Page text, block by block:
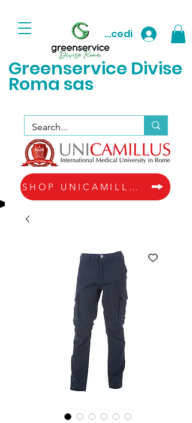
Greenservice Divise
Roma sas
Accedi
SHOP UNICAMILLUS